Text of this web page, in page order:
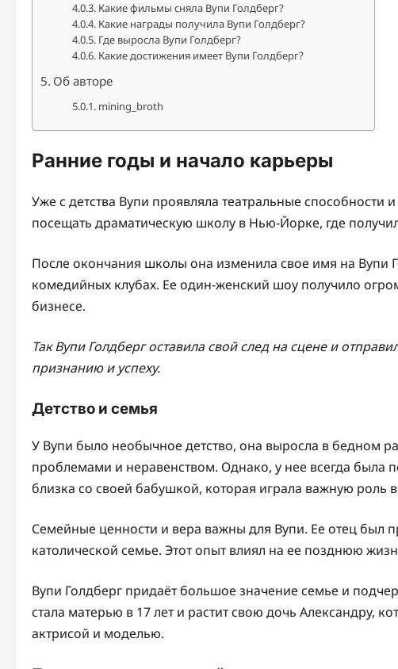
Какие фильмы сняла Вупи Голдберг?
Какие награды получила Вупи Голдберг?
Где выросла Вупи Голдберг?
Какие достижения имеет Вупи Голдберг?
Об авторе
mining_broth
Ранние годы и начало карьеры
Уже с детства Вупи проявляла театральные способности
посещать драматическую школу в Нью-Йорке, где
После окончания школы она изменила свое имя на Вупи
комедийных клубах. Ее один-женский шоу получило
бизнесе.
Так Вупи Голдберг оставила свой след на сцене и
признанию и успеху.
Детство и семья
У Вупи было необычное детство, она выросла в бедном
проблемами и неравенством. Однако, у нее всегда была
близка со своей бабушкой, которая играла важную роль
Семейные ценности и вера важны для Вупи. Ее отец был
католической семье. Этот опыт влиял на ее позднюю
Вупи Голдберг придаёт большое значение семье и
стала матерью в 17 лет и растит свою дочь Александру,
актрисой и моделью.